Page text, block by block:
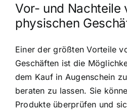
Vor- und Nachteile
physischen
Einer der größten Vorteile
Geschäften ist die
dem Kauf in Augenschein
beraten zu lassen. Sie
Produkte überprüfen und